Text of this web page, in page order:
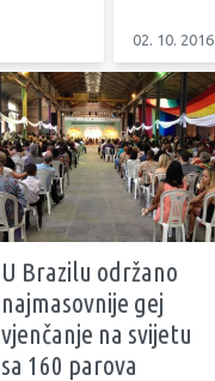
02. 10. 2016
U Brazilu održano
najmasovnije gej
vjenčanje na svijetu
sa 160 parova